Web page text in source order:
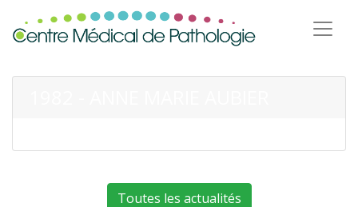
Toutes les actualités